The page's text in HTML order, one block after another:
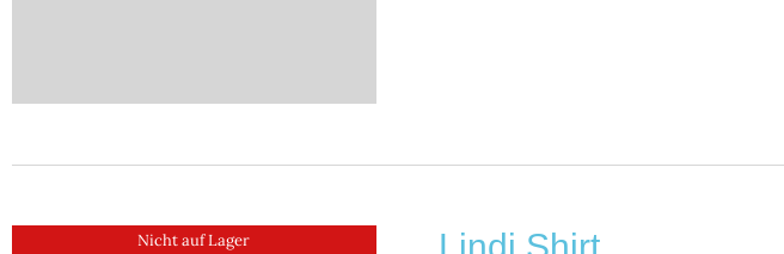
Nicht auf Lager Lindi Shirt